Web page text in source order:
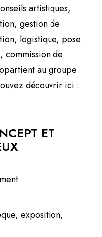
ET
exposition,
artistiques,
gestion de
logistique, pose
commission de
au groupe
découvrir ici :